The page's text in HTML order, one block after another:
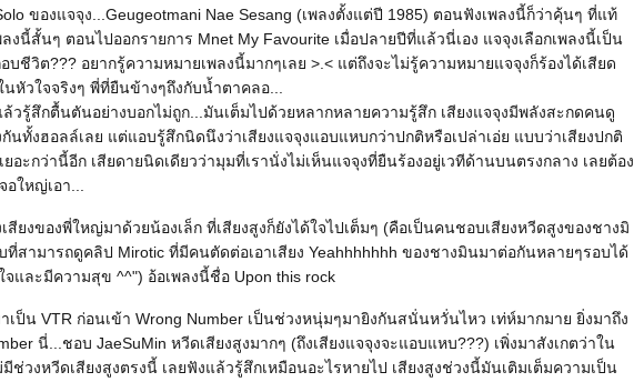
ของแจจุง...Geugeotmani Nae Sesang (เพลงตั้งแต่ปี 1985) ตอนฟังเพลงนี้ก็ว่าคุ้นๆ ที่แท้
งนี้สั้นๆ ตอนไปออกรายการ Mnet My Favourite เมื่อปลายปีที่แล้วนี่เอง แจจุงเลือกเพลงนี้เป็น
บชีวิต??? อยากรู้ความหมายเพลงนี้มากๆเลย >.< แต่ถึงจะไม่รู้ความหมายแจจุงก็ร้องได้เสียด
หัวใจจริงๆ พี่ที่ยืนข้างๆถึงกับน้ำตาคลอ...
วรู้สึกตื้นตันอย่างบอกไม่ถูก...มันเต็มไปด้วยหลากหลายความรู้สึก เสียงแจจุงมีพลังสะกดคนดู
นทั้งฮอลล์เลย แต่แอบรู้สึกนิดนึงว่าเสียงแจจุงแอบแหบกว่าปกติหรือเปล่าเอ่ย แบบว่าเสียงปกติ
ยอะกว่านี้อีก เสียดายนิดเดียวว่ามุมที่เรานั่งไม่เห็นแจจุงที่ยืนร้องอยู่เวทีด้านบนตรงกลาง เลยต้อง
ใหญ่เอา...
สียงของพี่ใหญ่มาด้วยน้องเล็ก ที่เสียงสูงก็ยังได้ใจไปเต็มๆ (คือเป็นคนชอบเสียงหวีดสูงของชางมิ
สามารถดูคลิป Mirotic ที่มีคนตัดต่อเอาเสียง Yeahhhhhhh ของชางมินมาต่อกันหลายๆรอบได้
จและมีความสุข ^^") อ้อเพลงนี้ชื่อ Upon this rock
เป็น VTR ก่อนเข้า Wrong Number เป็นช่วงหนุ่มๆมายิงกันสนั่นหวั่นไหว เท่ห์มากมาย ยิ่งมาถึง
นี่...ชอบ JaeSuMin หวีดเสียงสูงมากๆ (ถึงเสียงแจจุงจะแอบแหบ???) เพิ่งมาสังเกตว่าใน
ช่วงหวีดเสียงสูงตรงนี้ เลยฟังแล้วรู้สึกเหมือนอะไรหายไป เสียงสูงช่วงนี้มันเติมเต็มความเป็น